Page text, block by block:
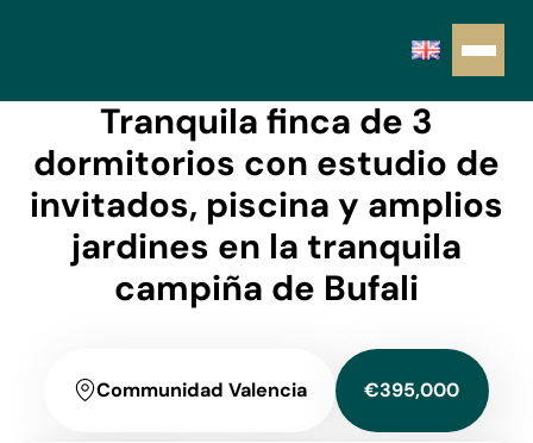
Tranquila finca de 3
dormitorios con estudio de
invitados, piscina y amplios
jardines en la tranquila
campiña de Bufali
Communidad Valencia €395,000